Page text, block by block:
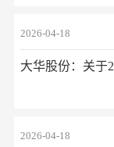
2026-04-18
大华股份：关于
2026-04-18